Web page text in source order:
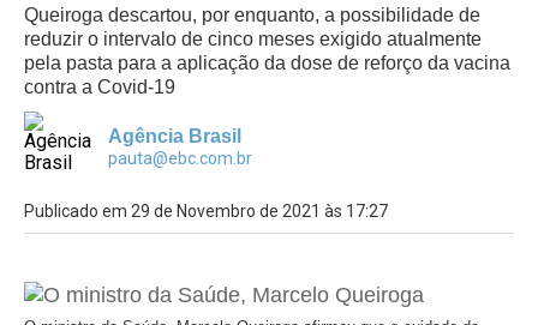
Queiroga descartou, por enquanto, a possibilidade de
reduzir o intervalo de cinco meses exigido atualmente
pela pasta para a aplicação da dose de reforço da vacina
contra a Covid-19
Agência Brasil
pauta@ebc.com.br
Publicado em 29 de Novembro de 2021 às 17:27